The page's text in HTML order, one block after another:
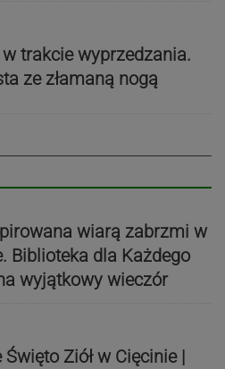
trakcie wyprzedzania.
ze złamaną nogą
wiarą zabrzmi w
Biblioteka dla Każdego
wyjątkowy wieczór
Święto Ziół w Cięcinie |